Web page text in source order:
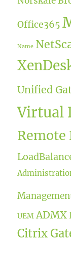
Office365
Name
Unified
Virtual
Remote
UEM ADMX
Citrix